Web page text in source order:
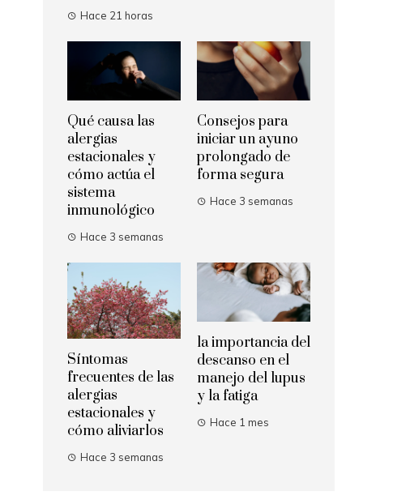
Hace 21 horas
Qué causa las
alergias
estacionales y
cómo actúa el
sistema
inmunológico
Hace 3 semanas
Consejos para
iniciar un ayuno
prolongado de
forma segura
Hace 3 semanas
Síntomas
frecuentes de las
alergias
estacionales y
cómo aliviarlos
Hace 3 semanas
la importancia del
descanso en el
manejo del lupus
y la fatiga
Hace 1 mes